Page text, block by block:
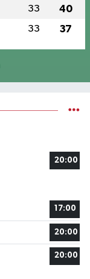
33 40
33 37
20:00
17:00
20:00
20:00